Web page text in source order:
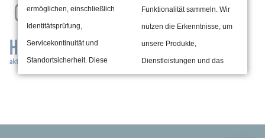
Get in touch
Cybersteel Inc.
376-293 City Road, Suite 600
San Francisco, CA 94102
+44 1234 567 890
ermöglichen, einschließlich
Identitätsprüfung,
Servicekontinuität und
Standortsicherheit. Diese
Option kann nicht abgelehnt
Funktionalität sammeln. Wir
nutzen die Erkenntnisse, um
unsere Produkte,
Dienstleistungen und das
Benutzererlebnis zu